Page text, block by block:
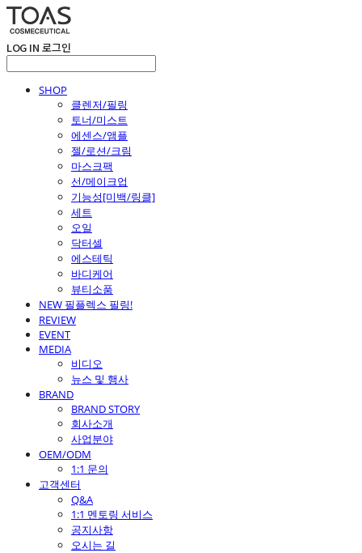
LOG IN 로그인
SHOP
클렌저/필링
토너/미스트
에센스/앰플
젤/로션/크림
마스크팩
선/메이크업
기능성[미백/링클]
세트
오일
닥터셀
에스테틱
바디케어
뷰티소품
NEW 필플렉스 필링!
REVIEW
EVENT
MEDIA
비디오
뉴스 및 행사
BRAND
BRAND STORY
회사소개
사업분야
OEM/ODM
1:1 문의
고객센터
Q&A
1:1 멘토링 서비스
공지사항
오시는 길